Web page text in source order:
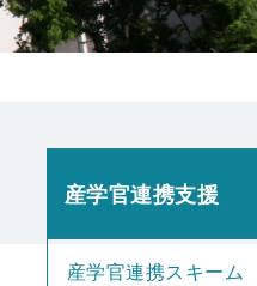
産学官連携支援
産学官連携スキーム